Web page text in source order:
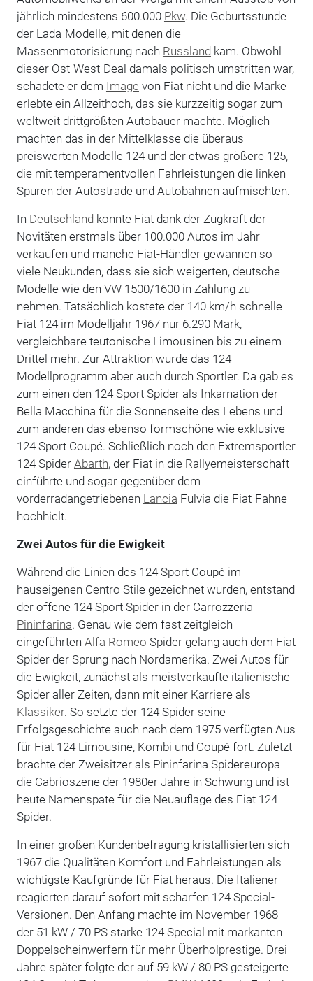
jährlich mindestens 600.000 Pkw. Die Geburtsstunde
der Lada-Modelle, mit denen die
Massenmotorisierung nach Russland kam. Obwohl
dieser Ost-West-Deal damals politisch umstritten war,
schadete er dem Image von Fiat nicht und die Marke
erlebte ein Allzeithoch, das sie kurzzeitig sogar zum
weltweit drittgrößten Autobauer machte. Möglich
machten das in der Mittelklasse die überaus
preiswerten Modelle 124 und der etwas größere 125,
die mit temperamentvollen Fahrleistungen die linken
Spuren der Autostrade und Autobahnen aufmischten.
In Deutschland konnte Fiat dank der Zugkraft der
Novitäten erstmals über 100.000 Autos im Jahr
verkaufen und manche Fiat-Händler gewannen so
viele Neukunden, dass sie sich weigerten, deutsche
Modelle wie den VW 1500/1600 in Zahlung zu
nehmen. Tatsächlich kostete der 140 km/h schnelle
Fiat 124 im Modelljahr 1967 nur 6.290 Mark,
vergleichbare teutonische Limousinen bis zu einem
Drittel mehr. Zur Attraktion wurde das 124-
Modellprogramm aber auch durch Sportler. Da gab es
zum einen den 124 Sport Spider als Inkarnation der
Bella Macchina für die Sonnenseite des Lebens und
zum anderen das ebenso formschöne wie exklusive
124 Sport Coupé. Schließlich noch den Extremsportler
124 Spider Abarth, der Fiat in die Rallyemeisterschaft
einführte und sogar gegenüber dem
vorderradangetriebenen Lancia Fulvia die Fiat-Fahne
hochhielt.
Zwei Autos für die Ewigkeit
Während die Linien des 124 Sport Coupé im
hauseigenen Centro Stile gezeichnet wurden, entstand
der offene 124 Sport Spider in der Carrozzeria
Pininfarina. Genau wie dem fast zeitgleich
eingeführten Alfa Romeo Spider gelang auch dem Fiat
Spider der Sprung nach Nordamerika. Zwei Autos für
die Ewigkeit, zunächst als meistverkaufte italienische
Spider aller Zeiten, dann mit einer Karriere als
Klassiker. So setzte der 124 Spider seine
Erfolgsgeschichte auch nach dem 1975 verfügten Aus
für Fiat 124 Limousine, Kombi und Coupé fort. Zuletzt
brachte der Zweisitzer als Pininfarina Spidereuropa
die Cabrioszene der 1980er Jahre in Schwung und ist
heute Namenspate für die Neuauflage des Fiat 124
Spider.
In einer großen Kundenbefragung kristallisierten sich
1967 die Qualitäten Komfort und Fahrleistungen als
wichtigste Kaufgründe für Fiat heraus. Die Italiener
reagierten darauf sofort mit scharfen 124 Special-
Versionen. Den Anfang machte im November 1968
der 51 kW / 70 PS starke 124 Special mit markanten
Doppelscheinwerfern für mehr Überholprestige. Drei
Jahre später folgte der auf 59 kW / 80 PS gesteigerte